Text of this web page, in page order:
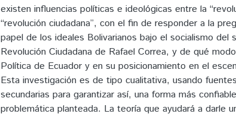
existen influencias políticas e ideológicas entre la
“revolución ciudadana”, con el fin de responder a la
papel de los ideales Bolivarianos bajo el socialismo del
Revolución Ciudadana de Rafael Correa, y de qué
Política de Ecuador y en su posicionamiento en el
Esta investigación es de tipo cualitativa, usando
secundarias para garantizar así, una forma más
problemática planteada. La teoría que ayudará a darle